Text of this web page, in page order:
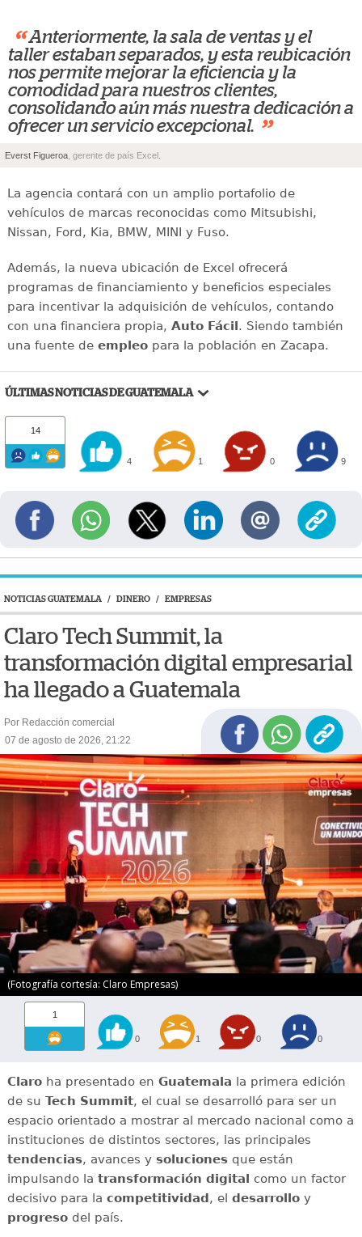
“ Anteriormente, la sala de ventas y el
taller estaban separados, y esta reubicación
nos permite mejorar la eficiencia y la
comodidad para nuestros clientes,
consolidando aún más nuestra dedicación a
ofrecer un servicio excepcional. ”
Everst Figueroa , gerente de país Excel.
La agencia contará con un amplio portafolio de
vehículos de marcas reconocidas como Mitsubishi,
Nissan, Ford, Kia, BMW, MINI y Fuso.
Además, la nueva ubicación de Excel ofrecerá
programas de financiamiento y beneficios especiales
para incentivar la adquisición de vehículos, contando
con una financiera propia, Auto Fácil. Siendo también
una fuente deempleopara la población en Zacapa.
ÚLTIMAS NOTICIAS DE GUATEMALA
14
4 1 0 9
NOTICIAS GUATEMALA / DINERO / EMPRESAS
Claro Tech Summit, la
transformación digital empresarial
ha llegado a Guatemala
Por Redacción comercial
07 de agosto de 2026, 21:22
(Fotografía cortesía: Claro Empresas)
1
0 1 0 0
Claroha presentado en Guatemala la primera edición
de su Tech Summit, el cual se desarrolló para ser un
espacio orientado a mostrar al mercado nacional como a
instituciones de distintos sectores, las principales
tendencias, avances y solucionesque están
impulsando la transformación digital como un factor
decisivo para la competitividad, el desarrolloy
progresodel país.